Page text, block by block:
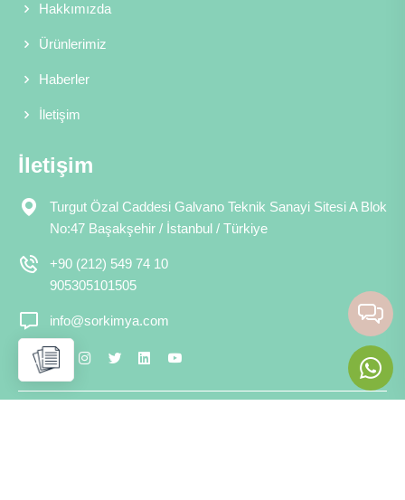
Hakkımızda
Ürünlerimiz
Haberler
İletişim
İletişim
Turgut Özal Caddesi Galvano Teknik Sanayi Sitesi A Blok
No:47 Başakşehir / İstanbul / Türkiye
+90 (212) 549 74 10
905305101505
info@sorkimya.com